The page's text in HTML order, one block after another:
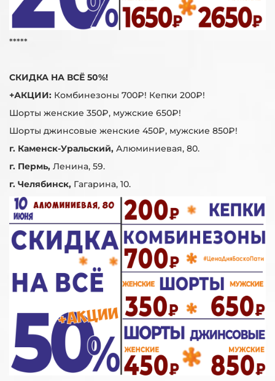
*****
СКИДКА НА ВСЁ 50%!
+АКЦИИ: Комбинезоны 700₽! Кепки 200₽!
Шорты женские 350₽, мужские 650₽!
Шорты джинсовые женские 450₽, мужские 850₽!
г. Каменск-Уральский, Алюминиевая, 80.
г. Пермь, Ленина, 59.
г. Челябинск, Гагарина, 10.